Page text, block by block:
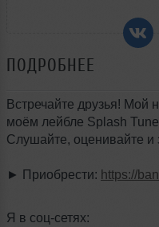
ПОДРОБНЕЕ
Встречайте друзья!
моём лейбле Splash
Слушайте, оценивайте
► Приобрести: https://
Я в соц-сетях: